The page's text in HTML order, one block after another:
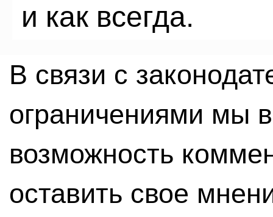
и как всегда.
В связи с
ограничениями мы
возможность
оставить свое